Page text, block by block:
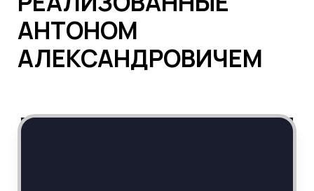
АНТОНОМ
АЛЕКСАНДРОВИЧЕМ